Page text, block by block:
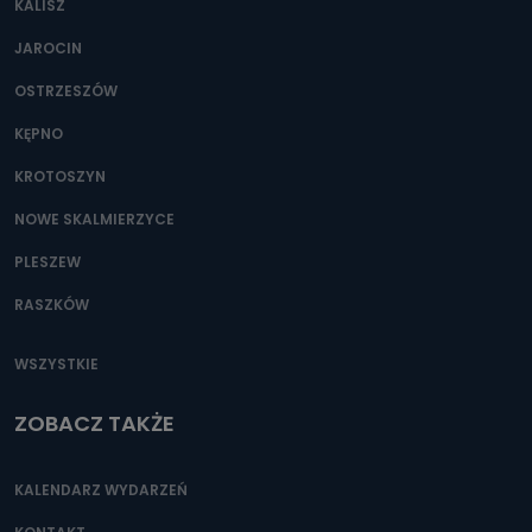
Można to zrobić pod numerem telefonu 62 735-51-05 lub
KALISZ
JAROCIN
OSTRZESZÓW
KĘPNO
KROTOSZYN
NOWE SKALMIERZYCE
PLESZEW
RASZKÓW
WSZYSTKIE
ZOBACZ TAKŻE
KALENDARZ WYDARZEŃ